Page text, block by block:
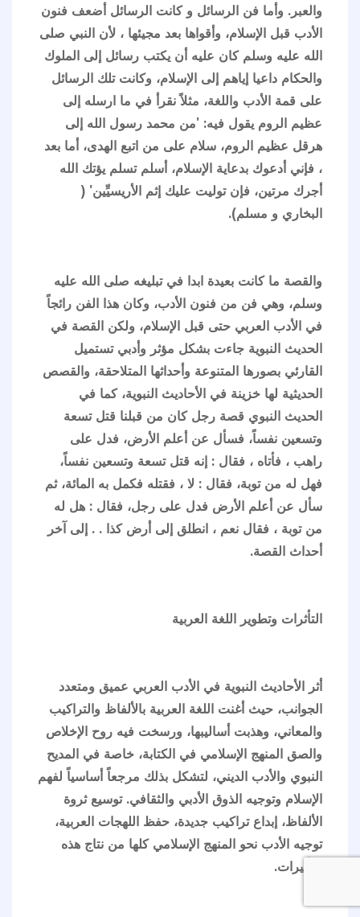
والعبر. وأما فن الرسائل و كانت الرسائل أضعف فنون
الأدب قبل الإسلام، وأقواها بعد مجيئها ، لأن النبي صلى
الله عليه وسلم كان عليه أن يكتب رسائل إلى الملوك
والحكام داعيا إياهم إلى الإسلام، وكانت تلك الرسائل
على قمة الأدب واللغة، مثلاً نقرأ في ما ارسله إلى
عظيم الروم يقول فيه: 'من محمد رسول الله إلى
هرقل عظيم الروم، سلام على من اتبع الهدى، أما بعد
، فإني أدعوك بدعاية الإسلام، أسلم تسلم يؤتك الله
أجرك مرتين، فإن توليت عليك إثم الأريسيِّين' (
البخاري و مسلم).
والقصة ما كانت بعيدة ابدا في تبليغه صلى الله عليه
وسلم، وهي فن من فنون الأدب، وكان هذا الفن رائجاً
في الأدب العربي حتى قبل الإسلام، ولكن القصة في
الحديث النبوية جاءت بشكل مؤثر وأدبي تستميل
القارئي بصورها المتنوعة وأحداثها المتلاحقة، والقصص
الحديثية لها خزينة في الأحاديث النبوية، كما في
الحديث النبوي قصة رجل كان من قبلنا قتل تسعة
وتسعين نفساً، فسأل عن أعلم الأرض، فدل على
راهب ، فأتاه ، فقال : إنه قتل تسعة وتسعين نفساً،
فهل له من توبة، فقال : لا ، فقتله فكمل به المائة، ثم
سأل عن أعلم الأرض فدل على رجل، فقال : هل له
من توبة ، فقال نعم ، انطلق إلى أرض كذا . . إلى آخر
أحداث القصة.
التأثرات وتطوير اللغة العربية
أثر الأحاديث النبوية في الأدب العربي عميق ومتعدد
الجوانب، حيث أغنت اللغة العربية بالألفاظ والتراكيب
والمعاني، وهذبت أساليبها، ورسخت فيه روح الإخلاص
والصق المنهج الإسلامي في الكتابة، خاصة في المديح
النبوي والأدب الديني، لتشكل بذلك مرجعاً أساسياً لفهم
الإسلام وتوجيه الذوق الأدبي والثقافي. توسيع ثروة
الألفاظ، إبداع تراكيب جديدة، حفظ اللهجات العربية،
توجيه الأدب نحو المنهج الإسلامي كلها من نتاج هذه
التأثيرات.